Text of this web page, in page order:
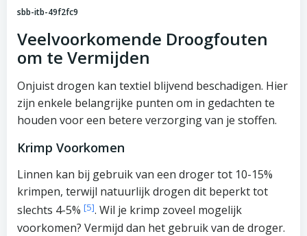
sbb-itb-49f2fc9
Veelvoorkomende Droogfouten
om te Vermijden
Onjuist drogen kan textiel blijvend beschadigen. Hier
zijn enkele belangrijke punten om in gedachten te
houden voor een betere verzorging van je stoffen.
Krimp Voorkomen
Linnen kan bij gebruik van een droger tot 10-15%
krimpen, terwijl natuurlijk drogen dit beperkt tot
slechts 4-5% [5]. Wil je krimp zoveel mogelijk
voorkomen? Vermijd dan het gebruik van de droger.